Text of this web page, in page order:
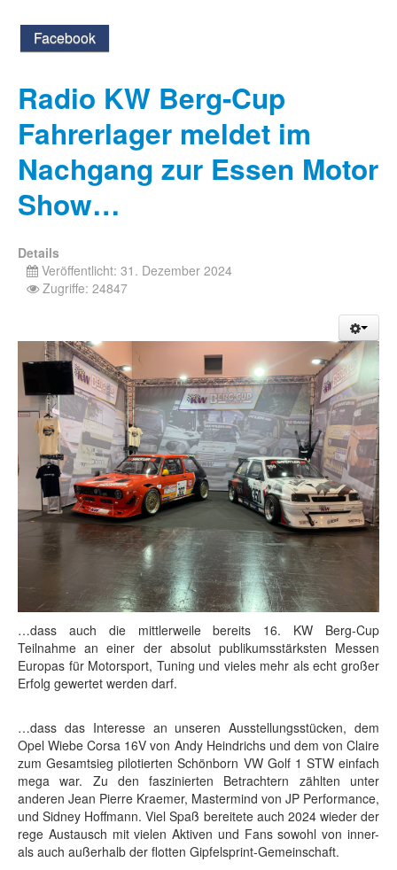
Facebook
Radio KW Berg-Cup
Fahrerlager meldet im
Nachgang zur Essen Motor
Show…
Details
Veröffentlicht: 31. Dezember 2024
Zugriffe: 24847
…dass auch die mittlerweile bereits 16. KW Berg-Cup
Teilnahme an einer der absolut publikumsstärksten Messen
Europas für Motorsport, Tuning und vieles mehr als echt großer
Erfolg gewertet werden darf.
…dass das Interesse an unseren Ausstellungsstücken, dem
Opel Wiebe Corsa 16V von Andy Heindrichs und dem von Claire
zum Gesamtsieg pilotierten Schönborn VW Golf 1 STW einfach
mega war. Zu den faszinierten Betrachtern zählten unter
anderen Jean Pierre Kraemer, Mastermind von JP Performance,
und Sidney Hoffmann. Viel Spaß bereitete auch 2024 wieder der
rege Austausch mit vielen Aktiven und Fans sowohl von inner-
als auch außerhalb der flotten Gipfelsprint-Gemeinschaft.